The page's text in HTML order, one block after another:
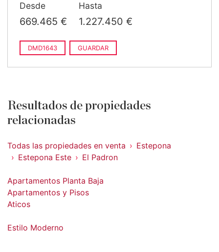
Desde
669.465 €
Hasta
1.227.450 €
DMD1643 GUARDAR
Resultados de propiedades
relacionadas
Todas las propiedades en venta
Estepona
Estepona Este
El Padron
Apartamentos Planta Baja
Apartamentos y Pisos
Aticos
Estilo Moderno